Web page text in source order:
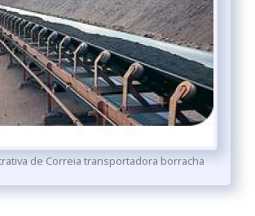
de Correia transportadora borracha